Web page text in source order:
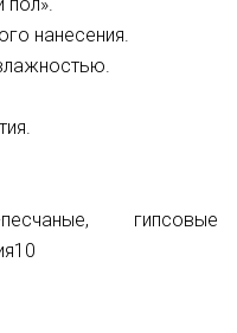
нанесения.
гипсовые